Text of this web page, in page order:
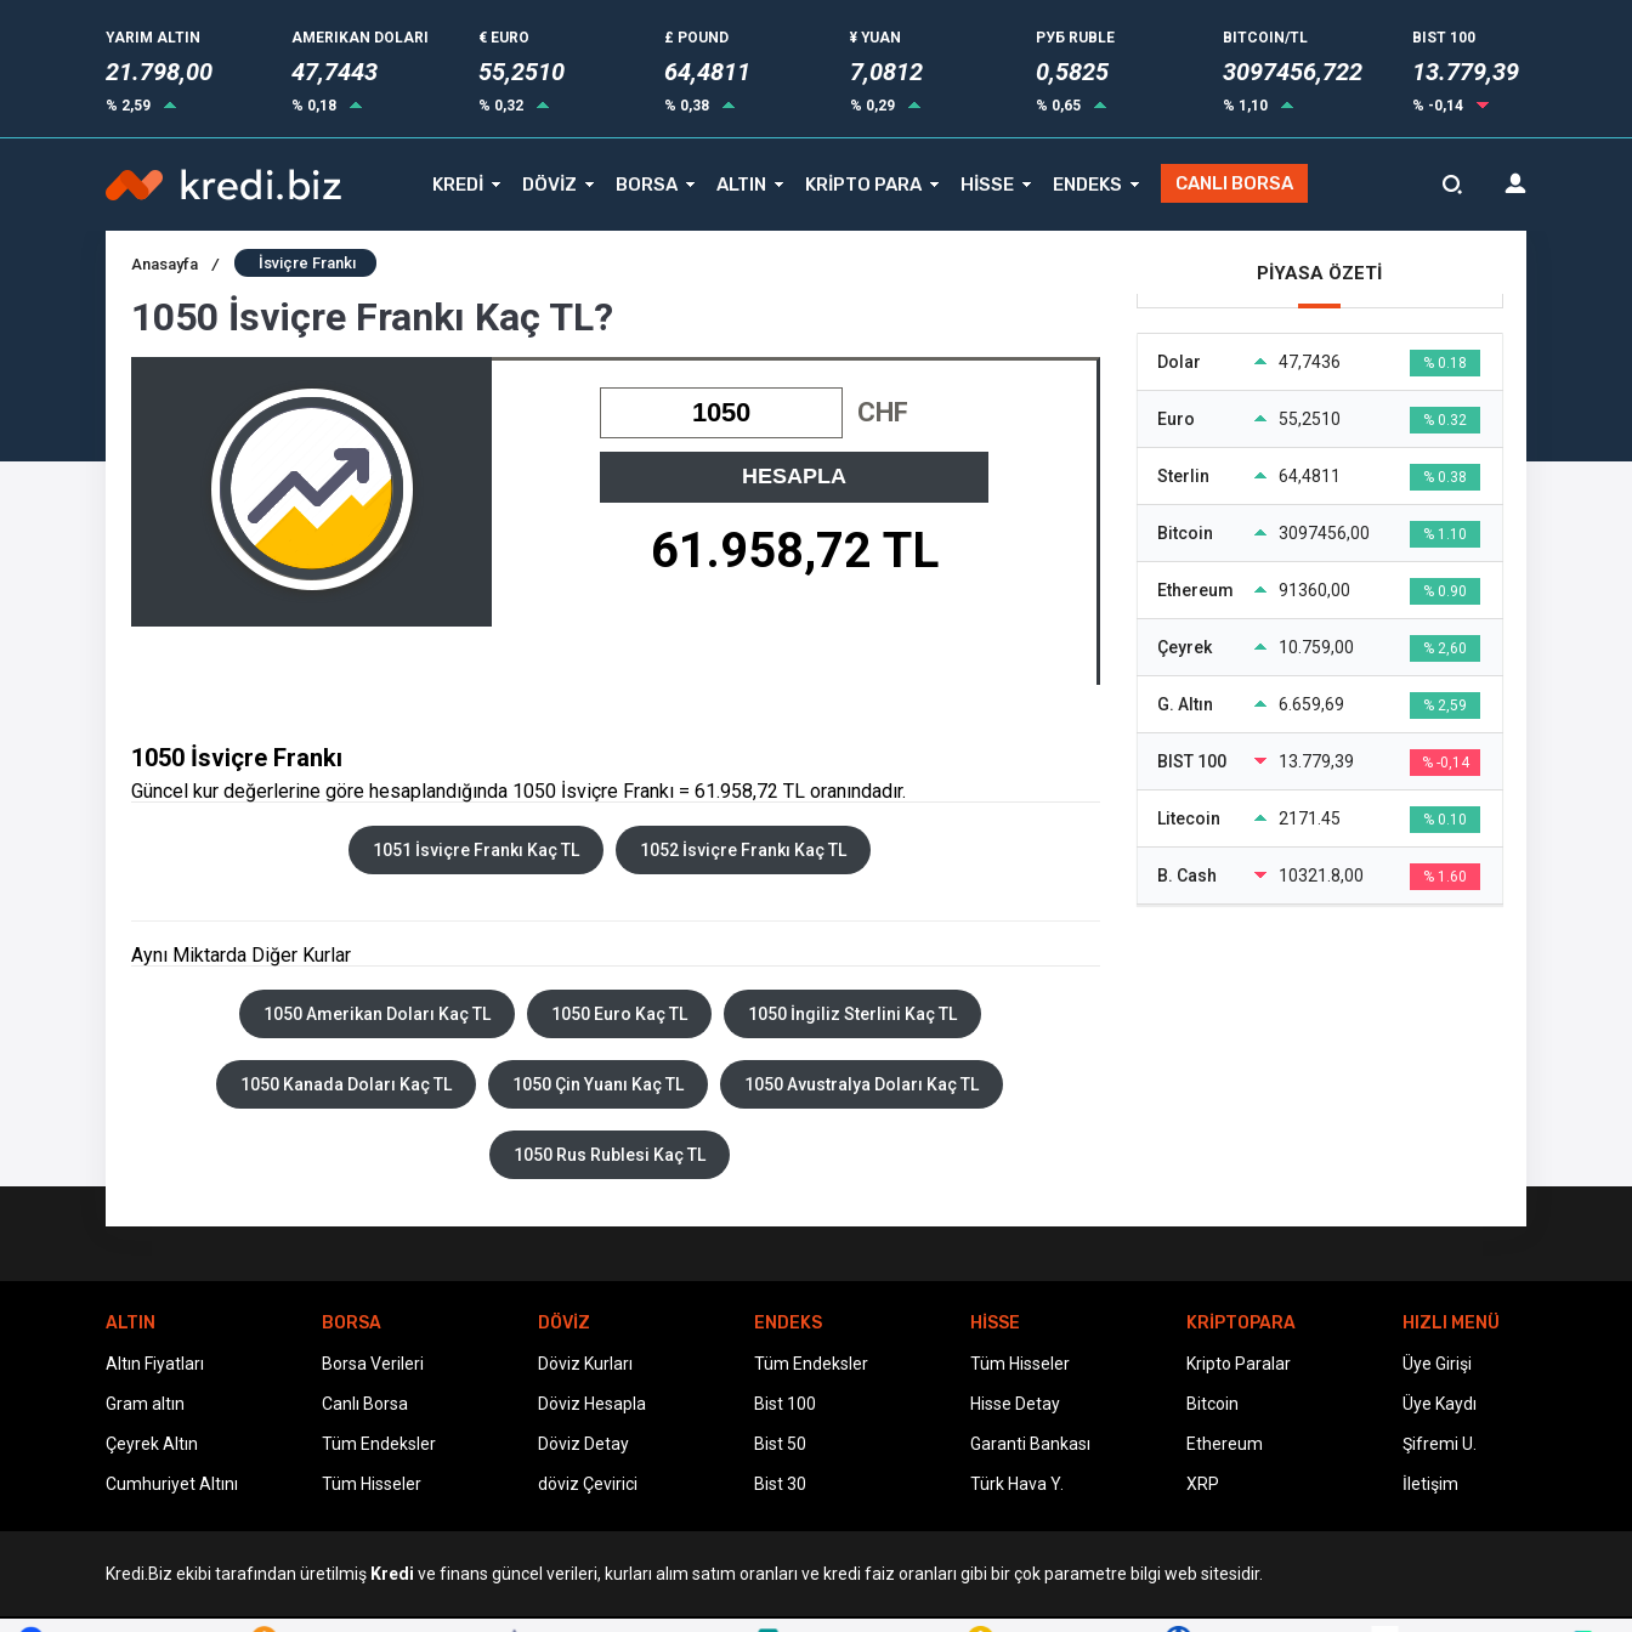
YARIM ALTIN
21.798,00
% 2,59
AMERIKAN DOLARI
47,7443
% 0,18
€ EURO
55,2514
% 0,32
£ POUND
64,4811
% 0,38
¥ YUAN
7,0812
% 0,29
РУБ RUBLE
0,5832
% 0,65
BITCOIN/TL
3097456,722
% 1,10
BIST 100
13.779,39
% -0,14
KREDİ DÖVİZ BORSA ALTIN KRİPTO PARA HİSSE ENDEKS CANLI BORSA
Anasayfa / İsviçre Frankı
1050 İsviçre Frankı Kaç TL?
CHF
HESAPLA
61.958,72 TL
1050 İsviçre Frankı
Güncel kur değerlerine göre hesaplandığında 1050 İsviçre Frankı = 61.958,72 TL oranındadır.
1051 İsviçre Frankı Kaç TL 1052 İsviçre Frankı Kaç TL
Aynı Miktarda Diğer Kurlar
1050 Amerikan Doları Kaç TL 1050 Euro Kaç TL 1050 İngiliz Sterlini Kaç TL
1050 Kanada Doları Kaç TL 1050 Çin Yuanı Kaç TL 1050 Avustralya Doları Kaç TL
1050 Rus Rublesi Kaç TL
PİYASA ÖZETİ
Dolar 47,7436 % 0.18
Euro 55,2510 % 0.32
Sterlin 64,4811 % 0.38
Bitcoin 3097456,00 % 1.10
Ethereum 91360,00 % 0.90
Çeyrek 10.759,00 % 2,60
G. Altın 6.659,69 % 2,59
BIST 100 13.779,39 % -0,14
Litecoin 2171.45 % 0.10
B. Cash 10321.8,00 % 1.60
ALTIN
Altın Fiyatları
Gram altın
Çeyrek Altın
Cumhuriyet Altını
BORSA
Borsa Verileri
Canlı Borsa
Tüm Endeksler
Tüm Hisseler
DÖVİZ
Döviz Kurları
Döviz Hesapla
Döviz Detay
döviz Çevirici
ENDEKS
Tüm Endeksler
Bist 100
Bist 50
Bist 30
HİSSE
Tüm Hisseler
Hisse Detay
Garanti Bankası
Türk Hava Y.
KRİPTOPARA
Kripto Paralar
Bitcoin
Ethereum
XRP
HIZLI MENÜ
Üye Girişi
Üye Kaydı
Şifremi U.
İletişim
Kredi.Biz ekibi tarafından üretilmiş Kredi ve finans güncel verileri, kurları alım satım oranları ve kredi faiz oranları gibi bir çok parametre bilgi web sitesidir.